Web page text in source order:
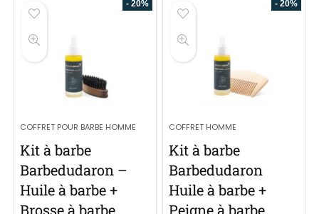
- 20%
COFFRET POUR BARBE HOMME
Kit à barbe
Barbedudaron –
Huile à barbe +
Brosse à barbe
- 20%
COFFRET HOMME
Kit à barbe
Barbedudaron
Huile à barbe +
Peigne à barbe